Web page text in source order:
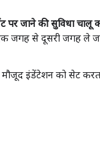
जाने की सुविधा चालू
जगह से दूसरी जगह ले
इंडेंटेशन को सेट